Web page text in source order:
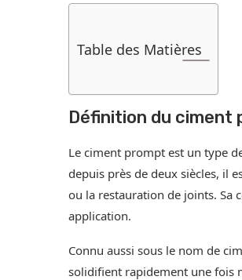
Table des Matières
Définition du ciment
Le ciment prompt est un type
depuis près de deux siècles, il
ou la restauration de joints. Sa
application.
Connu aussi sous le nom de
solidifient rapidement une fois